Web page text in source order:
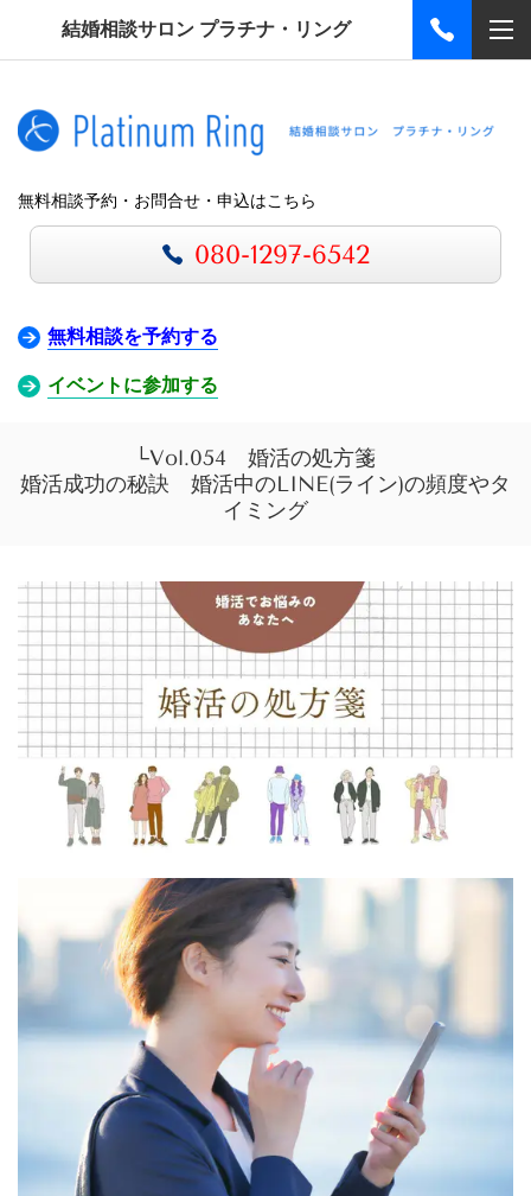
結婚相談サロン プラチナ・リング
無料相談予約・お問合せ・申込はこちら
080-1297-6542
無料相談を予約する
イベントに参加する
└Vol.054 婚活の処方箋
婚活成功の秘訣 婚活中のLINE(ライン)の頻度やタ
イミング